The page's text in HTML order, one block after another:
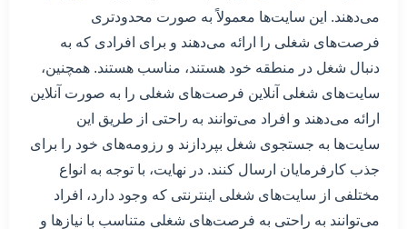
می‌دهند. این سایت‌ها معمولاً به صورت محدودتری
فرصت‌های شغلی را ارائه می‌دهند و برای افرادی که به
دنبال شغل در منطقه خود هستند، مناسب هستند. همچنین،
سایت‌های شغلی آنلاین فرصت‌های شغلی را به صورت آنلاین
ارائه می‌دهند و افراد می‌توانند به راحتی از طریق این
سایت‌ها به جستجوی شغل بپردازند و رزومه‌های خود را برای
جذب کارفرمایان ارسال کنند. در نهایت، با توجه به انواع
مختلفی از سایت‌های شغلی اینترنتی که وجود دارد، افراد
می‌توانند به راحتی به فرصت‌های شغلی متناسب با نیازها و